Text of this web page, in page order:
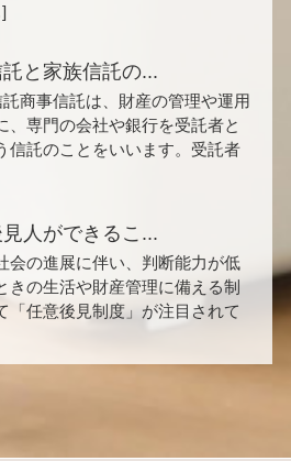
と家族信託の...
商事信託は、財産の管理や運用
、専門の会社や銀行を受託者と
信託のことをいいます。受託者
人ができるこ...
会の進展に伴い、判断能力が低
きの生活や財産管理に備える制
「任意後見制度」が注目されて